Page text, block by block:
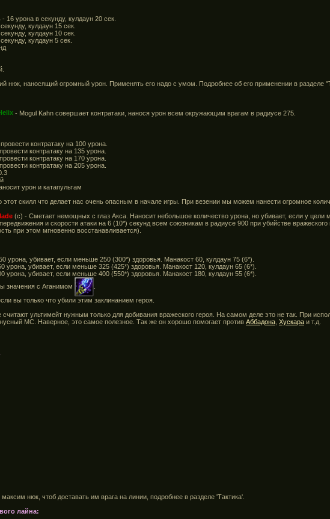
- 16 урона в секунду, кулдаун 20 сек.
кулдаун 15 сек.
кулдаун 10 сек.
кулдаун 5 сек.
нюк, наносящий огромный урон. Применять его надо с умом. Подробнее об его применении в разделе
- Mogul Kahn совершает контратаки, нанося урон всем окружающим врагам в радиусе 275.
контратаку на 100 урона.
провести контратаку на 135 урона.
провести контратаку на 170 урона.
провести контратаку на 205 урона.
урон и катапультам
этот скилл что делает нас очень опасным в начале игры. При везении мы можем нанести огромное
(с) - Сметает немощных с глаз Акса. Наносит небольшое количество урона, но убивает, если у цели
и скорости атаки на 6 (10*) секунд всем союзникам в радиусе 900 при убийстве вражеского
при этом мгновенно восстанавливается).
урона, убивает, если меньше 250 (300*) здоровья. Манакост 60, кулдаун 75 (6*).
урона, убивает, если меньше 325 (425*) здоровья. Манакост 120, кулдаун 65 (6*).
урона, убивает, если меньше 400 (550*) здоровья. Манакост 180, кулдаун 55 (6*).
значения с Аганимом
вы только что убили этим заклинанием героя.
считают ультимейт нужным только для добивания вражеского героя. На самом деле это не так. При
МС. Наверное, это самое полезное. Так же он хорошо помогает против Аббадона Хускара и т.д
нюк, чтоб доставать им врага на линии, подробнее в разделе 'Тактика'.
лайна: